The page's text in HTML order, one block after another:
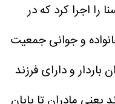
را اجرا کرد که در
از خانواده و جوانی جمعیت
و دارای فرزند